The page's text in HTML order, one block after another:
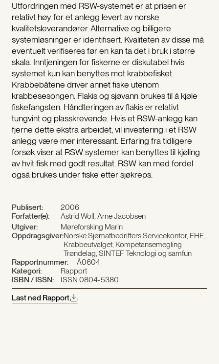
Utfordringen med RSW-systemet er at prisen er
relativt høy for et anlegg levert av norske
kvalitetsleverandører. Alternative og billigere
systemløsninger er identifisert. Kvaliteten av disse må
eventuelt verifiseres før en kan ta det i bruk i større
skala. Inntjeningen for fiskerne er diskutabel hvis
systemet kun kan benyttes mot krabbefisket.
Krabbebåtene driver annet fiske utenom
krabbesesongen. Flakis og sjøvann brukes til å kjøle
fiskefangsten. Håndteringen av flakis er relativt
tungvint og plasskrevende. Hvis et RSW-anlegg kan
fjerne dette ekstra arbeidet, vil investering i et RSW
anlegg være mer interessant. Erfaring fra tidligere
forsøk viser at RSW systemer kan benyttes til kjøling
av hvit fisk med godt resultat. RSW kan med fordel
også brukes under fiske etter sjøkreps.
Publisert:
2006
Forfatter(e):
Astrid Woll; Arne Jacobsen
Utgiver:
Møreforsking Marin
Oppdragsgiver:Norske Sjømatbedrifters Servicekontor, FHF,
Krabbeutvalget, Kompetansemegling
Trøndelag, SINTEF Teknologi og samfun
Rapportnummer:
Å0604
Kategori:
Rapport
ISBN / ISSN:
ISSN 0804-5380
Last ned Rapport